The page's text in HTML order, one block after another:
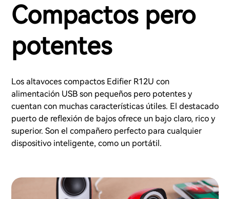
Compactos pero
potentes
Los altavoces compactos Edifier R12U con
alimentación USB son pequeños pero potentes y
cuentan con muchas características útiles. El destacado
puerto de reflexión de bajos ofrece un bajo claro, rico y
superior. Son el compañero perfecto para cualquier
dispositivo inteligente, como un portátil.